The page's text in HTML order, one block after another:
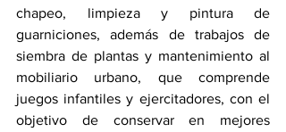
chapeo, limpieza y pintura de
guarniciones, además de trabajos de
siembra de plantas y mantenimiento al
mobiliario urbano, que comprende
juegos infantiles y ejercitadores, con el
objetivo de conservar en mejores